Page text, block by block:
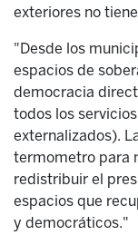
exteriores no
"Desde los
espacios de
democracia
todos los
externalizados).
termometro para
redistribuir el
espacios que
y democráticos."